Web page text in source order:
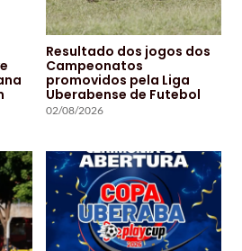
Resultado dos jogos dos
Campeonatos
promovidos pela Liga
Uberabense de Futebol
02/08/2026